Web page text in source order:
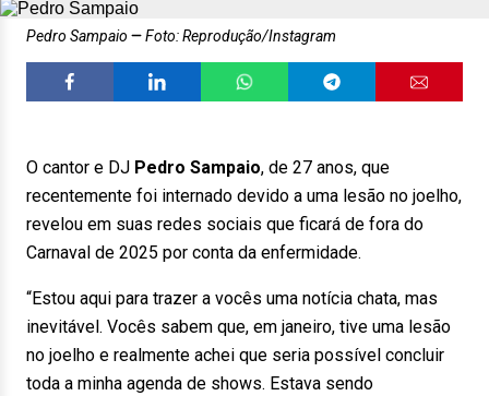
Pedro Sampaio Foto: Reprodução/Instagram
O cantor e DJ Pedro Sampaio, de 27 anos, que
recentemente foi internado devido a uma lesão no joelho,
revelou em suas redes sociais que ficará de fora do
Carnaval de 2025 por conta da enfermidade.
“Estou aqui para trazer a vocês uma notícia chata, mas
inevitável. Vocês sabem que, em janeiro, tive uma lesão
no joelho e realmente achei que seria possível concluir
toda a minha agenda de shows. Estava sendo